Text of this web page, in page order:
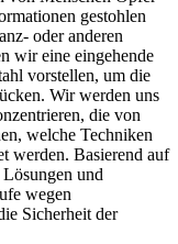
wegen
Prävention
und
Lösungen
im
Fokus
gestohlen
oder anderen
wir eine eingehende
vorstellen, um die
Wir werden uns
die von
welche Techniken
werden. Basierend auf
und
wegen
Sicherheit der